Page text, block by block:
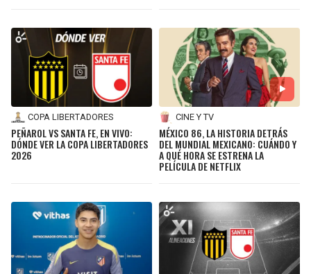
COPA LIBERTADORES
PEÑAROL VS SANTA FE, EN VIVO:
DÓNDE VER LA COPA LIBERTADORES
2026
CINE Y TV
MÉXICO 86, LA HISTORIA DETRÁS
DEL MUNDIAL MEXICANO: CUÁNDO Y
A QUÉ HORA SE ESTRENA LA
PELÍCULA DE NETFLIX